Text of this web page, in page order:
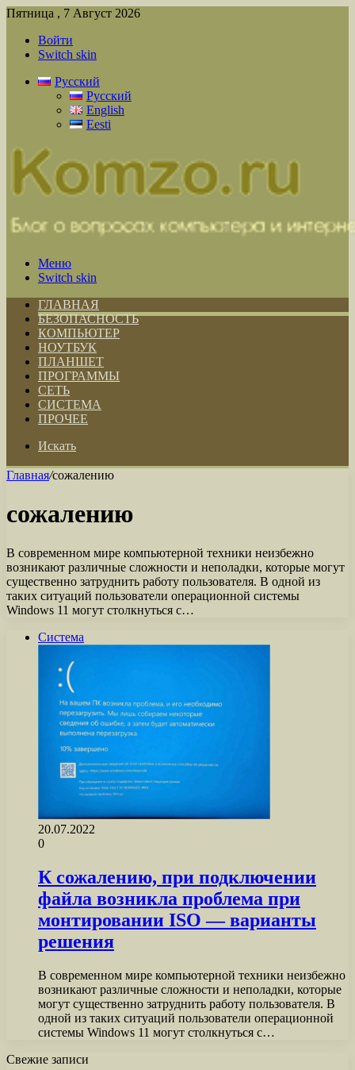
Пятница , 7 Август 2026
Войти
Switch skin
Русский
Русский
English
Eesti
Меню
Switch skin
ГЛАВНАЯ
БЕЗОПАСНОСТЬ
КОМПЬЮТЕР
НОУТБУК
ПЛАНШЕТ
ПРОГРАММЫ
СЕТЬ
СИСТЕМА
ПРОЧЕЕ
Искать
Главная/сожалению
сожалению
В современном мире компьютерной техники неизбежно
возникают различные сложности и неполадки, которые могут
существенно затруднить работу пользователя. В одной из
таких ситуаций пользователи операционной системы
Windows 11 могут столкнуться с…
Система
20.07.2022
0
К сожалению, при подключении
файла возникла проблема при
монтировании ISO — варианты
решения
В современном мире компьютерной техники неизбежно
возникают различные сложности и неполадки, которые
могут существенно затруднить работу пользователя. В
одной из таких ситуаций пользователи операционной
системы Windows 11 могут столкнуться с…
Свежие записи